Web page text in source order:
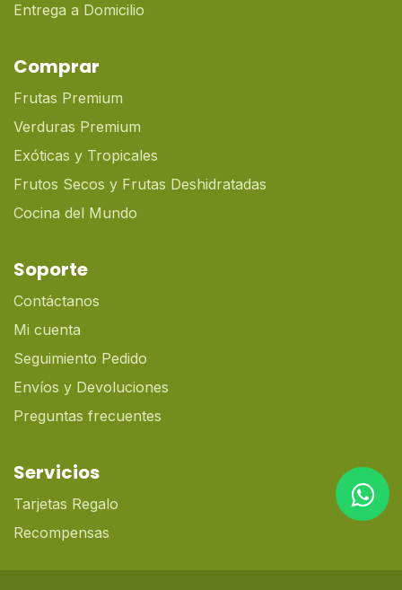
Entrega a Domicilio
Comprar
Frutas Premium
Verduras Premium
Exóticas y Tropicales
Frutos Secos y Frutas Deshidratadas
Cocina del Mundo
Soporte
Contáctanos
Mi cuenta
Seguimiento Pedido
Envíos y Devoluciones
Preguntas frecuentes
Servicios
Tarjetas Regalo
Recompensas